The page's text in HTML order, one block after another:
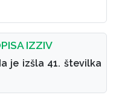
IZZIV
je izšla 41. številka